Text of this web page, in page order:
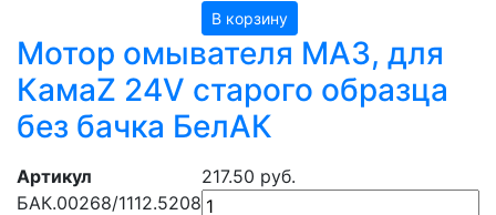
В корзину
Мотор омывателя МАЗ, для
КамаZ 24V старого образца
без бачка БелАК
Артикул
БАК.00268/1112.5208000
217.50 руб.